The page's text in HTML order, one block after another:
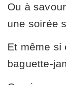
Ou à
une soirée
Et même si
baguette-